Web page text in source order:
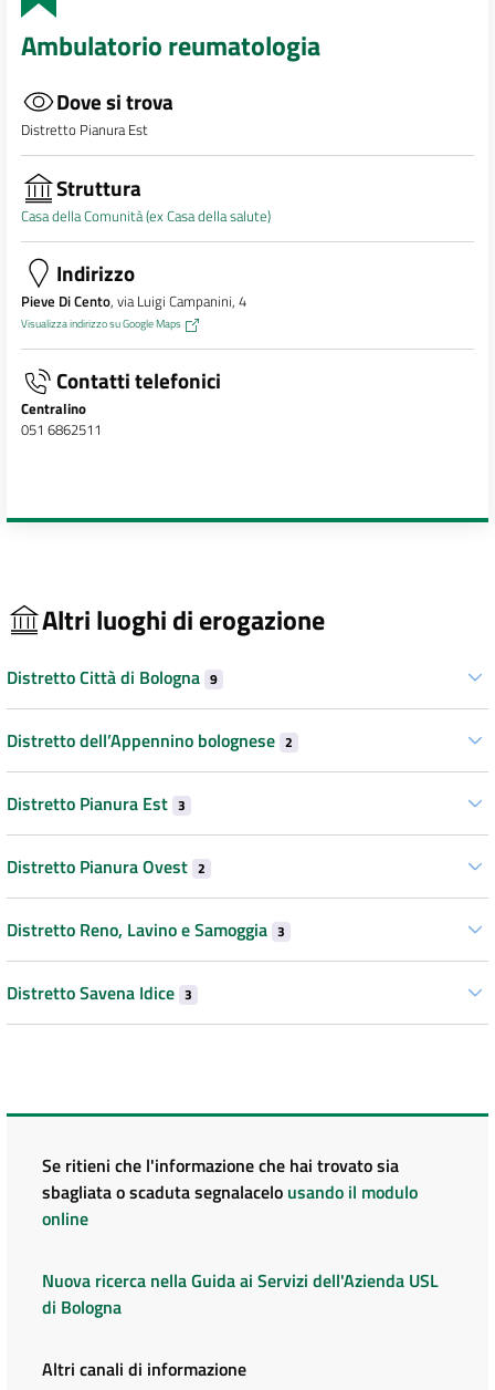
Ambulatorio reumatologia
Dove si trova
Distretto Pianura Est
Struttura
Casa della Comunità (ex Casa della salute)
Indirizzo
Pieve Di Cento, via Luigi Campanini, 4
Visualizza indirizzo su Google Maps
Contatti telefonici
Centralino
051 6862511
Altri luoghi di erogazione
Distretto Città di Bologna 9
Distretto dell’Appennino bolognese 2
Distretto Pianura Est 3
Distretto Pianura Ovest 2
Distretto Reno, Lavino e Samoggia 3
Distretto Savena Idice 3
Se ritieni che l'informazione che hai trovato sia
sbagliata o scaduta segnalacelo usando il modulo
online
Nuova ricerca nella Guida ai Servizi dell'Azienda USL
di Bologna
Altri canali di informazione